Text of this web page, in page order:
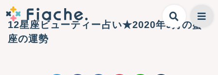
12星座ビューティー占い★2020年9月の蟹
座の運勢